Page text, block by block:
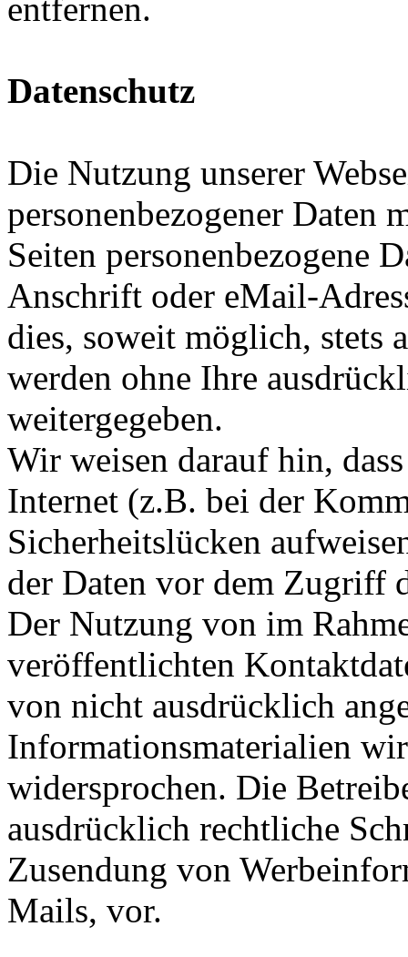
entfernen.
Datenschutz
Die Nutzung unserer
personenbezogener Daten
Seiten personenbezogene
Anschrift oder eMail-
dies, soweit möglich, stets
werden ohne Ihre
weitergegeben.
Wir weisen darauf hin,
Internet (z.B. bei der
Sicherheitslücken
der Daten vor dem Zugriff
Der Nutzung von im
veröffentlichten
von nicht ausdrücklich
Informationsmaterialien
widersprochen. Die
ausdrücklich rechtliche
Zusendung von
Mails, vor.